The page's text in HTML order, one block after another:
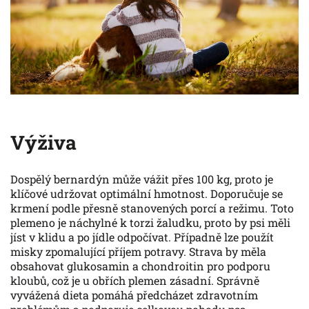
Výživa
Dospělý bernardýn může vážit přes 100 kg, proto je
klíčové udržovat optimální hmotnost. Doporučuje se
krmení podle přesně stanovených porcí a režimu. Toto
plemeno je náchylné k torzi žaludku, proto by psi měli
jíst v klidu a po jídle odpočívat. Případně lze použít
misky zpomalující příjem potravy. Strava by měla
obsahovat glukosamin a chondroitin pro podporu
kloubů, což je u obřích plemen zásadní. Správně
vyvážená dieta pomáhá předcházet zdravotním